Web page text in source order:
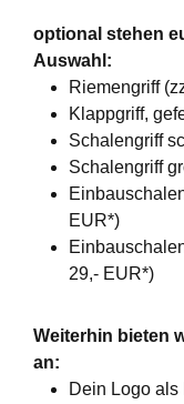
optional stehen
Auswahl:
Riemengriff
Klappgriff,
Schalengriff
Schalengriff
EUR*)
29,- EUR*)
Weiterhin bieten
an:
Dein Logo als